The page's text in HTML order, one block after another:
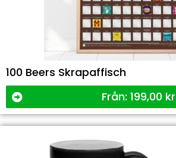
100 Beers Skrapaffisch
Från: 199,00 kr